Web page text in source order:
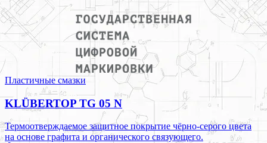
Пластичные смазки
KLÜBERTOP TG 05 N
Термоотверждаемое защитное покрытие чёрно-серого цвета
на основе графита и органического связующего.